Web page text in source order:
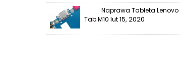
Naprawa Tableta Lenovo
Tab M10 lut 15, 2020